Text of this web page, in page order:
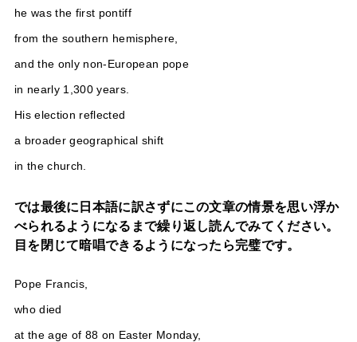
he was the first pontiff
from the southern hemisphere,
and the only non-European pope
in nearly 1,300 years.
His election reflected
a broader geographical shift
in the church.
では最後に日本語に訳さずにこの文章の情景を思い浮か
べられるようになるまで繰り返し読んでみてください。
目を閉じて暗唱できるようになったら完璧です。
Pope Francis,
who died
at the age of 88 on Easter Monday,